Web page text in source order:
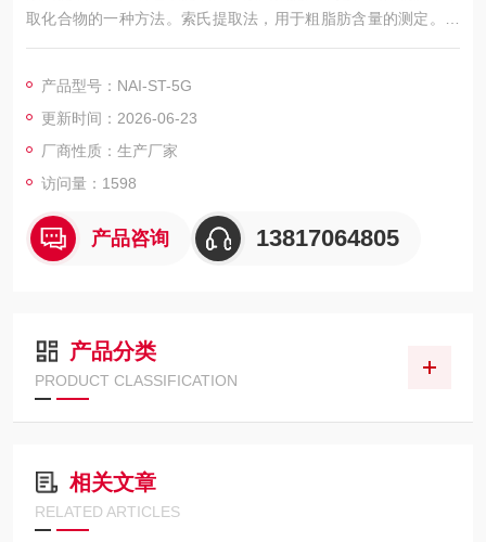
取化合物的一种方法。索氏提取法，用于粗脂肪含量的测定。脂
肪广泛存在于许多植物的种子和果实中，测定脂肪的含量，智能
产品型号：NAI-ST-5G
更新时间：2026-06-23
厂商性质：生产厂家
访问量：1598
产品咨询 13817064805
产品分类
PRODUCT CLASSIFICATION
相关文章
RELATED ARTICLES